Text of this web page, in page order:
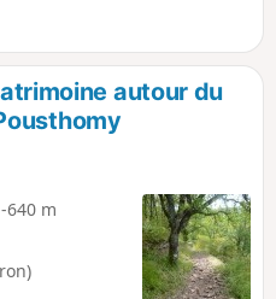
Croux, et se reposer en rive
autour du
-640 m